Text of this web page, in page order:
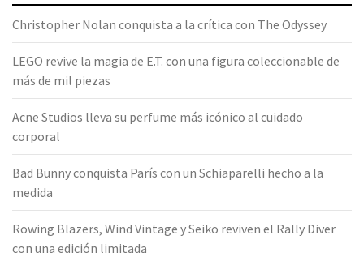
Christopher Nolan conquista a la crítica con The Odyssey
LEGO revive la magia de E.T. con una figura coleccionable de
más de mil piezas
Acne Studios lleva su perfume más icónico al cuidado
corporal
Bad Bunny conquista París con un Schiaparelli hecho a la
medida
Rowing Blazers, Wind Vintage y Seiko reviven el Rally Diver
con una edición limitada